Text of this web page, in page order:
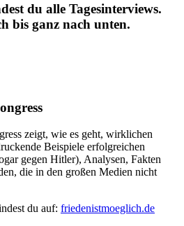
du alle Tagesinterviews.
bis ganz nach unten.
zeigt, wie es geht, wirklichen
Beispiele erfolgreichen
gegen Hitler), Analysen, Fakten
die in den großen Medien nicht
du auf: friedenistmoeglich.de